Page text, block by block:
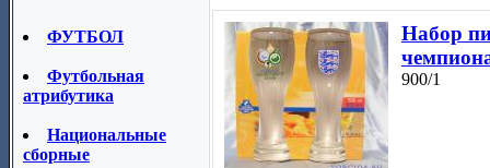
ФУТБОЛ
Футбольная
атрибутика
Национальные
сборные
Набор
900/1